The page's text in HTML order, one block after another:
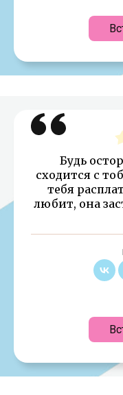
Будь
сходится с
тебя
любит, она